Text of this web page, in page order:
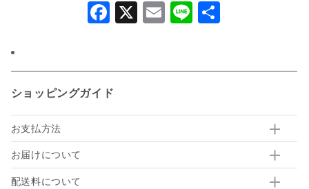
Facebook
X Email
Line
ショッピングガイド
お支払方法
お届けについて
配送料について